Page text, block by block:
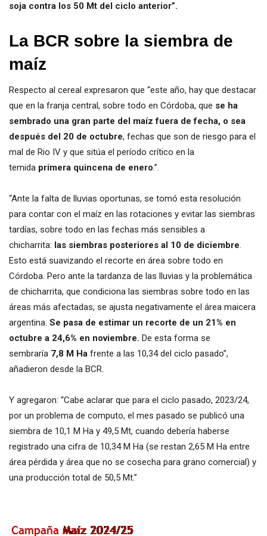
soja contra los 50 Mt del ciclo anterior”.
La BCR sobre la siembra de
maíz
Respecto al cereal expresaron que “este año, hay que destacar
que en la franja central, sobre todo en Córdoba, que se ha
sembrado una gran parte del maíz fuera de fecha, o sea
después del 20 de octubre, fechas que son de riesgo para el
mal de Rio IV y que sitúa el período crítico en la
temida primera quincena de enero.”.
“Ante la falta de lluvias oportunas, se tomó esta resolución
para contar con el maíz en las rotaciones y evitar las siembras
tardías, sobre todo en las fechas más sensibles a
chicharrita: las siembras posteriores al 10 de diciembre
Esto está suavizando el recorte en área sobre todo en
Córdoba. Pero ante la tardanza de las lluvias y la problemática
de chicharrita, que condiciona las siembras sobre todo en las
áreas más afectadas, se ajusta negativamente el área maicera
argentina. Se pasa de estimar un recorte de un 21% en
octubre a 24,6% en noviembre. De esta forma se
sembraría 7,8 M Ha frente a las 10,34 del ciclo pasado”,
añadieron desde la BCR.
Y agregaron: “Cabe aclarar que para el ciclo pasado, 2023/24,
por un problema de computo, el mes pasado se publicó una
siembra de 10,1 M Ha y 49,5 Mt, cuando debería haberse
registrado una cifra de 10,34 M Ha (se restan 2,65 M Ha entre
área pérdida y área que no se cosecha para grano comercial) y
una producción total de 50,5 Mt.”